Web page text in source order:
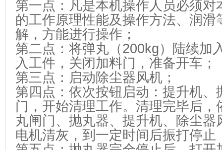
第一点：凡是本机操作人员必须对
的工作原理性能及操作方法、润滑
解，方能进行操作；
第二点：将弹丸（200kg）陆续加
入工件，关闭加料门，准备开车；
第三点：启动除尘器风机；
第四点：依次按钮启动：提升机、
门，开始清理工作。清理完毕后，
丸闸门、抛丸器、提升机、除尘器
电机清灰，到一定时间后振打停止